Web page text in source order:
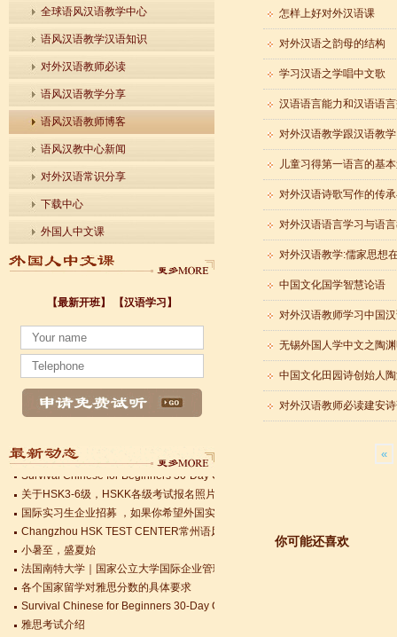
全球语风汉语教学中心
语风汉语教学汉语知识
对外汉语教师必读
语风汉语教学分享
语风汉语教师博客
语风汉教中心新闻
对外汉语常识分享
下载中心
外国人中文课
【最新开班】 【汉语学习】
小暑至，盛夏始
法国南特大学｜国家公立大学国际企业管理硕士 + 跨文化职场通行证，2025 招
各个国家留学对雅思分数的具体要求
Survival Chinese for Beginners 30-Day Challenge day 3
Survival Chinese for Beginners 30-Day Challenge day 1
关于HSK3-6级，HSKK各级考试报名照片的通知
国际实习生企业招募 ，如果你希望外国实习生到你的公司工作，请联系我们
Changzhou HSK TEST CENTER常州语风HSK考点正式对外开考了，常州的
小暑至，盛夏始
法国南特大学｜国家公立大学国际企业管理硕士 + 跨文化职场通行证，2025 招
各个国家留学对雅思分数的具体要求
Survival Chinese for Beginners 30-Day Challenge day 3
雅思考试介绍
Survival Chinese for Beginners 30-Day Challenge day 2
语风汉语无锡校 Zack
我叫Zack,我是法国人，无锡语风汉教中
心是一个学习中国文化和对外汉语的好
地方，我在语风汉语学习到非常多的汉
怎样上好对外汉语课
对外汉语之韵母的结构
学习汉语之学唱中文歌
汉语语言能力和汉语语
对外汉语教学跟汉语教
儿童习得第一语言的基
对外汉语诗歌写作的传
对外汉语语言学习与语
对外汉语教学:儒家思想
中国文化国学智慧论语
对外汉语教师学习中国
无锡外国人学中文之陶
中国文化田园诗创始人
对外汉语教师必读建安
«
你可能还喜欢